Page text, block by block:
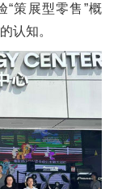
“策展型零售”概
认知。